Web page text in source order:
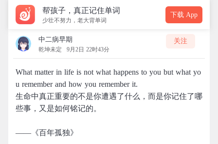
帮孩子，真正记住单词
少壮不努力，老大背单词
下载 App
中二病早期
乾坤未定 9月2日 22时43分
关注
What matter in life is not what happens to you but what yo
u remember and how you remember it.
生命中真正重要的不是你遭遇了什么，而是你记住了哪
些事，又是如何铭记的。
——《百年孤独》